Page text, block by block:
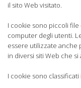
il sito Web visitato.
I cookie sono piccoli
computer degli utenti.
essere utilizzate
in diversi siti Web che
I cookie sono